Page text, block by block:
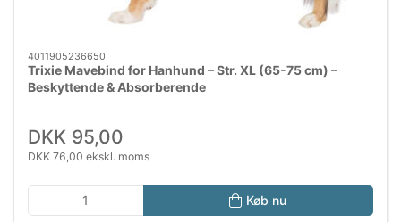
4011905236650
Trixie Mavebind for Hanhund – Str. XL (65-75 cm) –
Beskyttende & Absorberende
DKK 95,00
DKK 76,00 ekskl. moms
Køb nu